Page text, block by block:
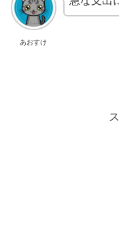
あおすけ